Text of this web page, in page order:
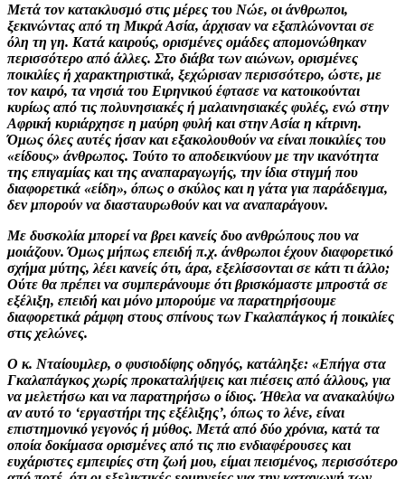
Μετά τον κατακλυσμό στις μέρες του Νώε, οι άνθρωποι,
ξεκινώντας από τη Μικρά Ασία, άρχισαν να εξαπλώνονται σε
όλη τη γη. Κατά καιρούς, ορισμένες ομάδες απομονώθηκαν
περισσότερο από άλλες. Στο διάβα των αιώνων, ορισμένες
ποικιλίες ή χαρακτηριστικά, ξεχώρισαν περισσότερο, ώστε, με
τον καιρό, τα νησιά του Ειρηνικού έφτασε να κατοικούνται
κυρίως από τις πολυνησιακές ή μαλαινησιακές φυλές, ενώ στην
Αφρική κυριάρχησε η μαύρη φυλή και στην Ασία η κίτρινη.
Όμως όλες αυτές ήσαν και εξακολουθούν να είναι ποικιλίες του
«είδους» άνθρωπος. Τούτο το αποδεικνύουν με την ικανότητα
της επιγαμίας και της αναπαραγωγής, την ίδια στιγμή που
διαφορετικά «είδη», όπως ο σκύλος και η γάτα για παράδειγμα,
δεν μπορούν να διασταυρωθούν και να αναπαράγουν.
Με δυσκολία μπορεί να βρει κανείς δυο ανθρώπους που να
μοιάζουν. Όμως μήπως επειδή π.χ. άνθρωποι έχουν διαφορετικό
σχήμα μύτης, λέει κανείς ότι, άρα, εξελίσσονται σε κάτι τι άλλο;
Ούτε θα πρέπει να συμπεράνουμε ότι βρισκόμαστε μπροστά σε
εξέλιξη, επειδή και μόνο μπορούμε να παρατηρήσουμε
διαφορετικά ράμφη στους σπίνους των Γκαλαπάγκος ή ποικιλίες
στις χελώνες.
Ο κ. Νταίουμλερ, ο φυσιοδίφης οδηγός, κατάληξε: «Επήγα στα
Γκαλαπάγκος χωρίς προκαταλήψεις και πιέσεις από άλλους, για
να μελετήσω και να παρατηρήσω ο ίδιος. Ήθελα να ανακαλύψω
αν αυτό το ‘εργαστήρι της εξέλιξης’, όπως το λένε, είναι
επιστημονικό γεγονός ή μύθος. Μετά από δύο χρόνια, κατά τα
οποία δοκίμασα ορισμένες από τις πιο ενδιαφέρουσες και
ευχάριστες εμπειρίες στη ζωή μου, είμαι πεισμένος, περισσότερο